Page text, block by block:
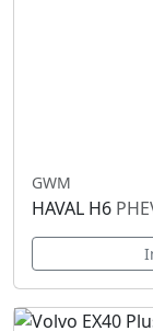
GWM
HAVAL H6